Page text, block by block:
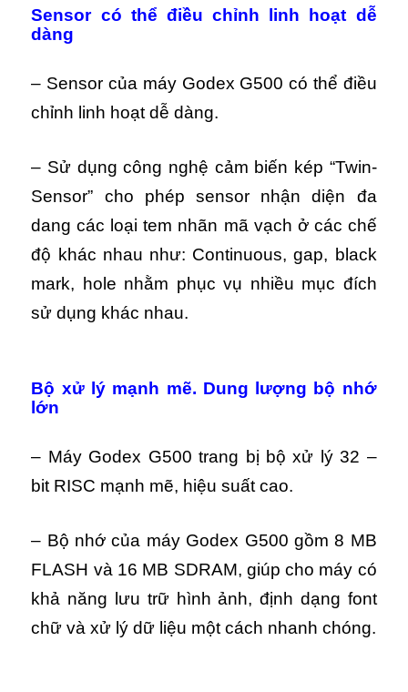
Sensor có thể điều chỉnh linh hoạt dễ
dàng
– Sensor của máy Godex G500 có thể điều
chỉnh linh hoạt dễ dàng.
– Sử dụng công nghệ cảm biến kép “Twin-
Sensor” cho phép sensor nhận diện đa
dang các loại tem nhãn mã vạch ở các chế
độ khác nhau như: Continuous, gap, black
mark, hole nhằm phục vụ nhiều mục đích
sử dụng khác nhau.
Bộ xử lý mạnh mẽ. Dung lượng bộ nhớ
lớn
– Máy Godex G500 trang bị bộ xử lý 32 –
bit RISC mạnh mẽ, hiệu suất cao.
– Bộ nhớ của máy Godex G500 gồm 8 MB
FLASH và 16 MB SDRAM, giúp cho máy có
khả năng lưu trữ hình ảnh, định dạng font
chữ và xử lý dữ liệu một cách nhanh chóng.